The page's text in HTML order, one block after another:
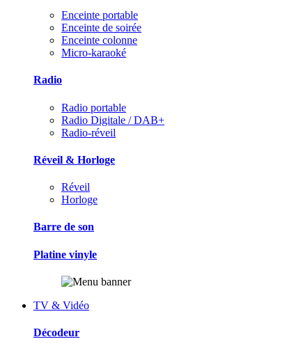
Enceinte portable
Enceinte de soirée
Enceinte colonne
Micro-karaoké
Radio
Radio portable
Radio Digitale / DAB+
Radio-réveil
Réveil & Horloge
Réveil
Horloge
Barre de son
Platine vinyle
TV & Vidéo
Décodeur